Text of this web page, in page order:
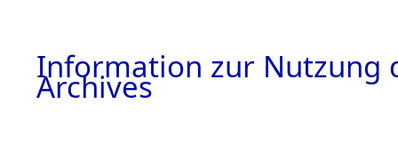
Information zur Nutzung
Archives